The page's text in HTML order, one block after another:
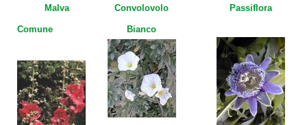
Malva
Comune
Convolovolo
Bianco
Passiflora